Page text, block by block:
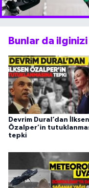
Bunlar da
Devrim Dural’dan İlksen
Özalper’in
tepki